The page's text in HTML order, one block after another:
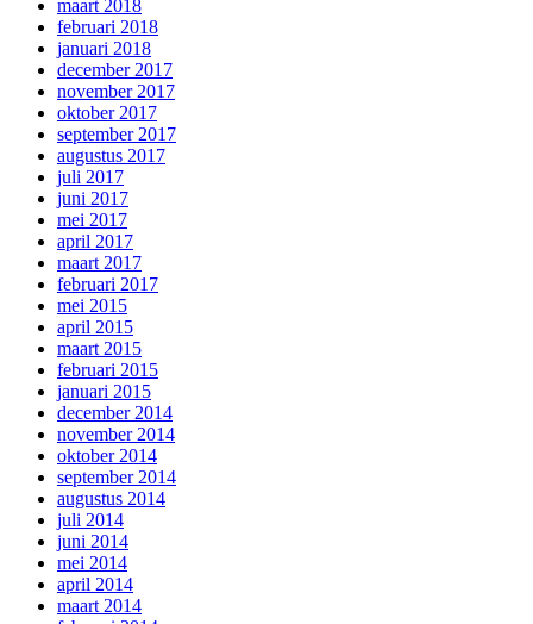
maart 2018
februari 2018
januari 2018
december 2017
november 2017
oktober 2017
september 2017
augustus 2017
juli 2017
juni 2017
mei 2017
april 2017
maart 2017
februari 2017
mei 2015
april 2015
maart 2015
februari 2015
januari 2015
december 2014
november 2014
oktober 2014
september 2014
augustus 2014
juli 2014
juni 2014
mei 2014
april 2014
maart 2014